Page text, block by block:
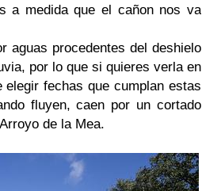
a medida que el cañon nos va
aguas procedentes del deshielo
por lo que si quieres verla en
elegir fechas que cumplan estas
fluyen, caen por un cortado
de la Mea.